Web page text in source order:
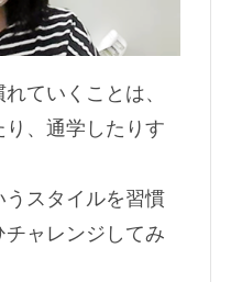
ていくことは、
、通学したりす
スタイルを習慣
ャレンジしてみ